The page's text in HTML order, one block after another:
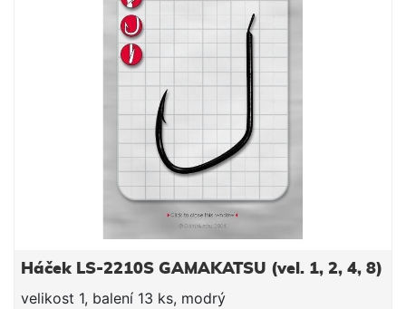
oceli +1 válečkové Kapacita 140m / 0,50mm
Váha 670g Převod 4,1:1 Aluminiová cívka
Extra zesílený překlapěč Nekonečná zarážky
zpětného chodu Robustní přední multidisková
Háček LS-2210S GAMAKATSU (vel. 1, 2, 4, 8)
velikost 1, balení 13 ks, modrý